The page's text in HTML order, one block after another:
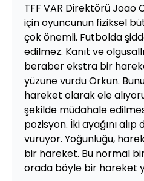
TFF VAR Direktörü Joao
için oyuncunun fiziksel
çok önemli. Futbolda
edilmez. Kanıt ve
beraber ekstra bir
yüzüne vurdu Orkun.
hareket olarak ele
şekilde müdahale
pozisyon. İki ayağını
vuruyor. Yoğunluğu,
bir hareket. Bu normal
orada böyle bir hareket